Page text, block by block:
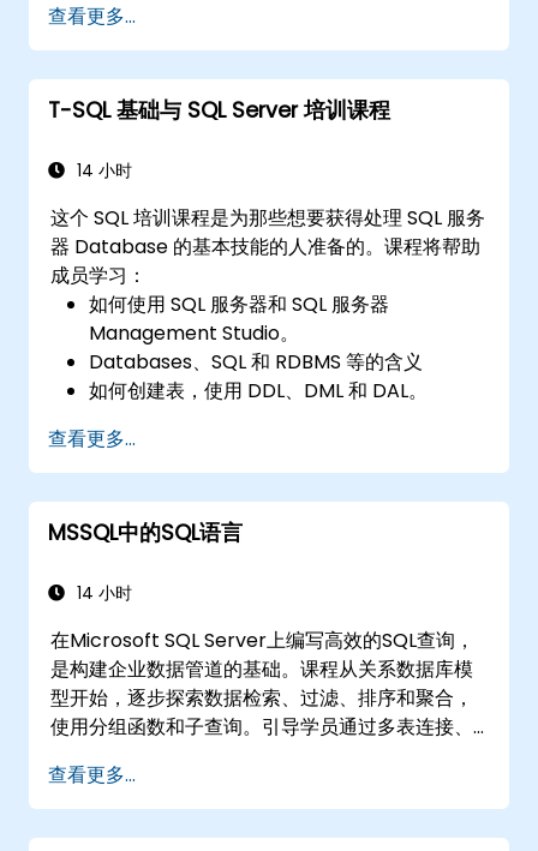
业环境中的关键数据库应用构建生产级解决方案。
查看更多...
T-SQL 基础与 SQL Server 培训课程
14 小时
这个 SQL 培训课程是为那些想要获得处理 SQL 服务
器 Database 的基本技能的人准备的。课程将帮助
成员学习：
如何使用 SQL 服务器和 SQL 服务器
Management Studio。
Databases、SQL 和 RDBMS 等的含义
如何创建表，使用 DDL、DML 和 DAL。
如何相互比较。
简介 NoSQL 以及它们如何组织正在转变为混合
数据库。
查看更多...
MSSQL中的SQL语言
14 小时
在Microsoft SQL Server上编写高效的SQL查询，
是构建企业数据管道的基础。课程从关系数据库模
型开始，逐步探索数据检索、过滤、排序和聚合，
使用分组函数和子查询。引导学员通过多表连接、
操作商业智能数据集。
查看更多...